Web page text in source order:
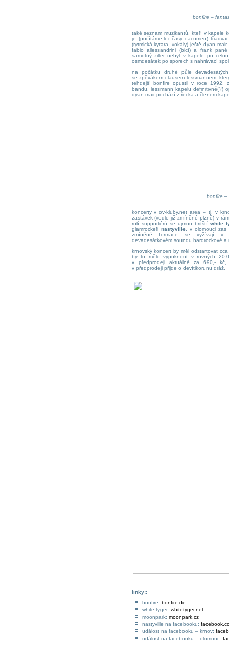
bonfire –
také seznam muzikantů, kteří v kapele
je (počítáme-li i časy cacumen)
(rytmická kytara, vokály) ještě dyan
fabio allessandrini (bicí) a frank
samotný ziller nebyl v kapele po
osmdesátek po sporech s nahrávací
na počátku druhé půle
se zpěvákem clausem lessmannem,
tehdejší bonfire opustil v roce 1992,
bandu. lessmann kapelu definitivně(?)
dyan mair pochází z řecka a členem
bonfire –
koncerty v ov-kluby.net area – tj. v
zastávek (vedle již zmíněné plzně) v
rolí supportérů se ujmou britštíwhite
glamrockeři nastyville, v olomouci zas
zmíněné formace se vyžívají v
devadesátkovém soundu hardrockové a
krnovský koncert by měl odstartovat
by to mělo vypuknout v rovných
v předprodeji aktuálně za 690,-
v předprodeji přijde o devítikorunu dráž.
linky::
bonfire: bonfire.de
white tygër: whitetyger.net
moonpark: moonpark.cz
nastyville na facebooku:
událost na facebooku – krnov:
událost na facebooku – olomouc: